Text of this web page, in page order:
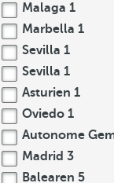
Malaga 1
Marbella 1
Sevilla 1
Sevilla 1
Asturien 1
Oviedo 1
Autonome
Madrid 3
Balearen 5